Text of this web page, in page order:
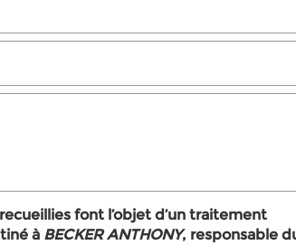
font l’objet d’un traitement
à
BECKER ANTHONY, responsable